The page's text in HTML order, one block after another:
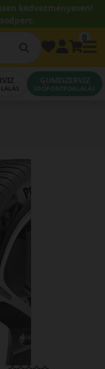
kedvezményesen!
GUMISZERVIZ
IDŐPONTFOGLALÁS